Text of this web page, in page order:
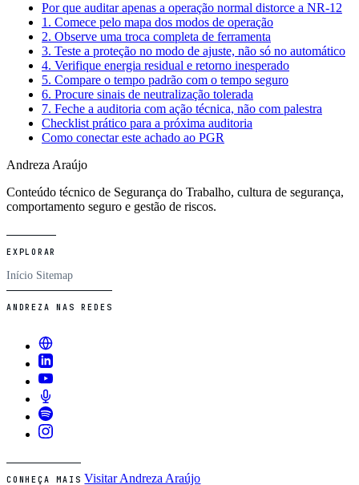
Por que auditar apenas a operação normal distorce a NR-12
1. Comece pelo mapa dos modos de operação
2. Observe uma troca completa de ferramenta
3. Teste a proteção no modo de ajuste, não só no automático
4. Verifique energia residual e retorno inesperado
5. Compare o tempo padrão com o tempo seguro
6. Procure sinais de neutralização tolerada
7. Feche a auditoria com ação técnica, não com palestra
Checklist prático para a próxima auditoria
Como conectar este achado ao PGR
Andreza Araújo
Conteúdo técnico de Segurança do Trabalho, cultura de segurança,
comportamento seguro e gestão de riscos.
EXPLORAR
Início Sitemap
ANDREZA NAS REDES
CONHEÇA MAIS Visitar Andreza Araújo